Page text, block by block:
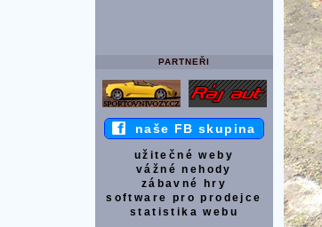
PARTNEŘI
naše FB skupina
užitečné weby
vážné nehody
zábavné hry
software pro prodejce
statistika webu